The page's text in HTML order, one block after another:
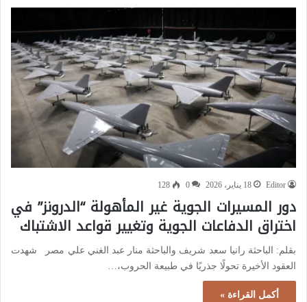
Editor 18 يناير، 2026 0
128
دور المسيرات الجوية غير المأهولة “الدرونز” في
اختراق الدفاعات الجوية وتغيير قواعد الاشتباك
بقلم: الباحثة رانيا سعد شريف والباحثة منار عبد الغني علي مصر شهدت
العقود الأخيرة تحولًا جذريًا في طبيعة الحروب،…
أكمل القراءة »